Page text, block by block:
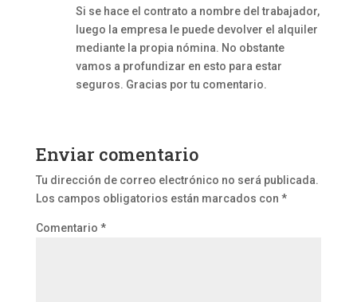
Si se hace el contrato a nombre del trabajador,
luego la empresa le puede devolver el alquiler
mediante la propia nómina. No obstante
vamos a profundizar en esto para estar
seguros. Gracias por tu comentario.
Enviar comentario
Tu dirección de correo electrónico no será publicada.
Los campos obligatorios están marcados con *
Comentario *